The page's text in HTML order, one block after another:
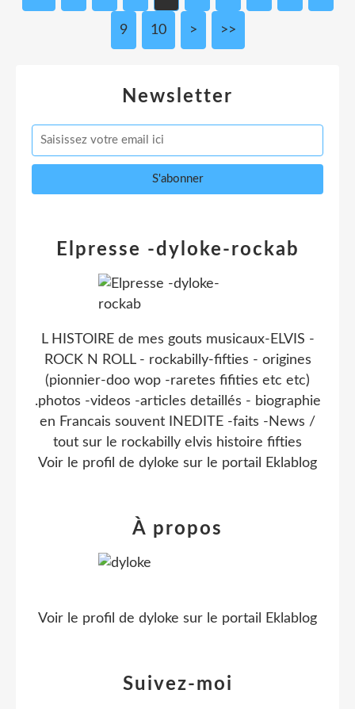
9 10 20
> >>
Newsletter
Elpresse -dyloke-rockab
L HISTOIRE de mes gouts musicaux-ELVIS -
ROCK N ROLL - rockabilly-fifties - origines
(pionnier-doo wop -raretes fifities etc etc)
.photos -videos -articles detaillés - biographie
en Francais souvent INEDITE -faits -News /
tout sur le rockabilly elvis histoire fifties
Voir le profil de dyloke sur le portail Eklablog
Suivez-moi
À propos
Voir le profil de dyloke sur le portail Eklablog